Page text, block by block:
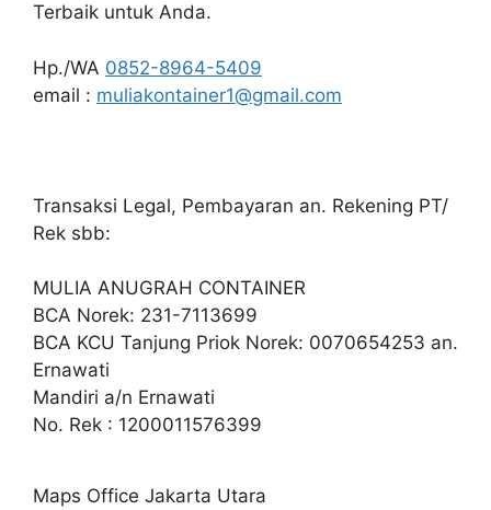
Terbaik untuk Anda.
Hp./WA 0852-8964-5409
email : muliakontainer1@gmail.com
Transaksi Legal, Pembayaran an. Rekening PT/
Rek sbb:
MULIA ANUGRAH CONTAINER
BCA Norek: 231-7113699
BCA KCU Tanjung Priok Norek: 0070654253 an.
Ernawati
Mandiri a/n Ernawati
No. Rek : 1200011576399
Maps Office Jakarta Utara